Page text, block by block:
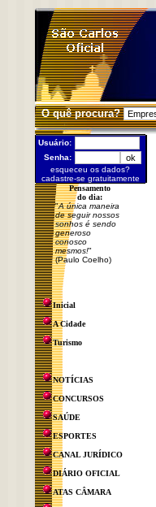
O quê procura?
Usuário:
Senha:
esqueceu os dados?
cadastre-se gratuitamente
Pensamento
do dia:
"A única maneira
de seguir nossos
sonhos é sendo
generoso
conosco
mesmos!"
(Paulo Coelho)
Inicial
A Cidade
Turismo
NOTÍCIAS
CONCURSOS
SAÚDE
ESPORTES
CANAL JURÍDICO
DIÁRIO OFICIAL
ATAS CÂMARA